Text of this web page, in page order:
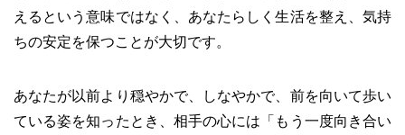
えるという意味ではなく、あなたらしく生活を整え、気持
ちの安定を保つことが大切です。
あなたが以前より穏やかで、しなやかで、前を向いて歩い
ている姿を知ったとき、相手の心には「もう一度向き合い